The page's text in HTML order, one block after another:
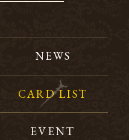
NEWS
CARD LIST
EVENT